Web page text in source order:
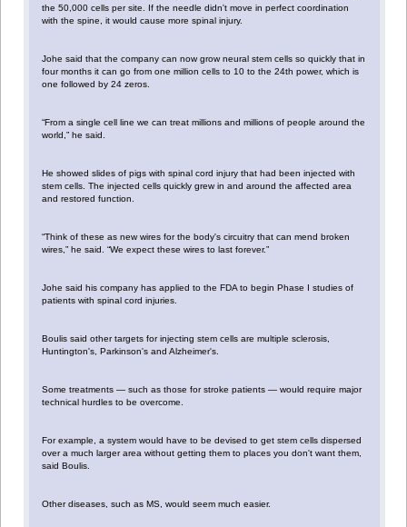
the 50,000 cells per site. If the needle didn't move in perfect coordination
with the spine, it would cause more spinal injury.
Johe said that the company can now grow neural stem cells so quickly that in
four months it can go from one million cells to 10 to the 24th power, which is
one followed by 24 zeros.
“From a single cell line we can treat millions and millions of people around the
world,” he said.
He showed slides of pigs with spinal cord injury that had been injected with
stem cells. The injected cells quickly grew in and around the affected area
and restored function.
“Think of these as new wires for the body's circuitry that can mend broken
wires,” he said. “We expect these wires to last forever.”
Johe said his company has applied to the FDA to begin Phase I studies of
patients with spinal cord injuries.
Boulis said other targets for injecting stem cells are multiple sclerosis,
Huntington's, Parkinson's and Alzheimer's.
Some treatments — such as those for stroke patients — would require major
technical hurdles to be overcome.
For example, a system would have to be devised to get stem cells dispersed
over a much larger area without getting them to places you don't want them,
said Boulis.
Other diseases, such as MS, would seem much easier.